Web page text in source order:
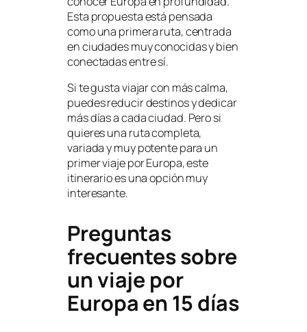
Esta propuesta está pensada
como una primera ruta, centrada
en ciudades muy conocidas y bien
conectadas entre sí.
Si te gusta viajar con más calma,
puedes reducir destinos y dedicar
más días a cada ciudad. Pero si
quieres una ruta completa,
variada y muy potente para un
primer viaje por Europa, este
itinerario es una opción muy
interesante.
Preguntas
frecuentes sobre
un viaje por
Europa en 15 días